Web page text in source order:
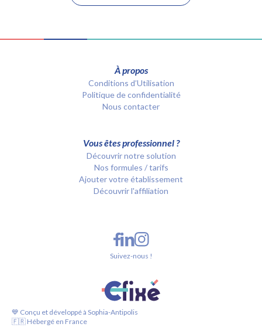
À propos
Conditions d’Utilisation
Politique de confidentialité
Nous contacter
Vous êtes professionnel ?
Découvrir notre solution
Nos formules / tarifs
Ajouter votre établissement
Découvrir l'affiliation
💙 Conçu et développé à Sophia-Antipolis
🇫🇷 Hébergé en France
Suivez-nous !